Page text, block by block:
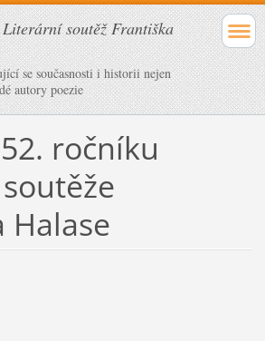
soutěž Františka
se současnosti i historii nejen
autory poezie
ročníku
Halase